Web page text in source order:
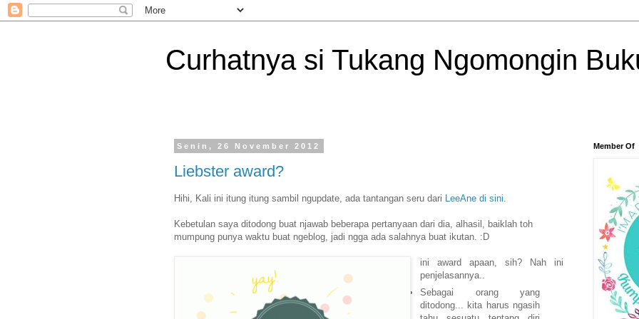
Curhatnya si Tukang Ngomongin
Senin, 26 November 2012
Liebster award?
Hihi, Kali ini itung itung sambil ngupdate, ada tantangan seru dari LeeAne di sini.
Kebetulan saya ditodong buat njawab beberapa pertanyaan dari dia, alhasil, baiklah toh
mumpung punya waktu buat ngeblog, jadi ngga ada salahnya buat ikutan. :D
ini award apaan, sih? Nah ini
penjelasannya..
Sebagai orang yang
ditodong... kita harus ngasih
Member Of